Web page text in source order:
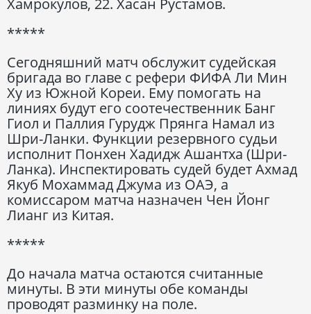
Хамрокулов, 22. Хасан Рустамов.
*****
Сегодняшний матч обслужит судейская
бригада во главе с рефери ФИФА Ли Мин
Ху из Южной Кореи. Ему помогать на
линиях будут его соотечественник Банг
Гиол и Паллия Гурудж Прянга Намал из
Шри-Ланки. Функции резервного судьи
исполнит Понхен Хадидж Ашантха (Шри-
Ланка). Инспектировать судей будет Ахмад
Якуб Мохаммад Джума из ОАЭ, а
комиссаром матча назначен Чен Йонг
Лианг из Китая.
*****
До начала матча остаются считанные
минуты. В эти минуты обе команды
проводят разминку на поле.